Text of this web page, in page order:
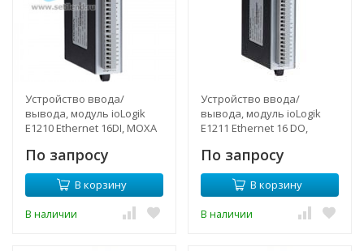
Устройство ввода/
вывода, модуль ioLogik
E1210 Ethernet 16DI, MOXA
По запросу
В корзину
В наличии
Устройство ввода/
вывода, модуль ioLogik
E1211 Ethernet 16 DO,
По запросу
В корзину
В наличии